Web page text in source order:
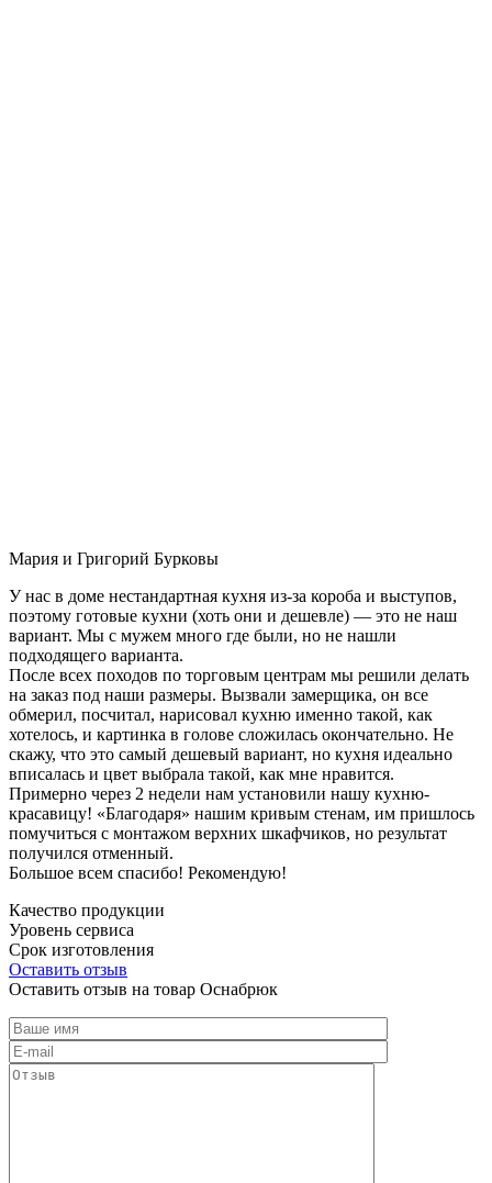
Мария и Григорий Бурковы
У нас в доме нестандартная кухня из-за короба и выступов,
поэтому готовые кухни (хоть они и дешевле) — это не наш
вариант. Мы с мужем много где были, но не нашли
подходящего варианта.
После всех походов по торговым центрам мы решили делать
на заказ под наши размеры. Вызвали замерщика, он все
обмерил, посчитал, нарисовал кухню именно такой, как
хотелось, и картинка в голове сложилась окончательно. Не
скажу, что это самый дешевый вариант, но кухня идеально
вписалась и цвет выбрала такой, как мне нравится.
Примерно через 2 недели нам установили нашу кухню-
красавицу! «Благодаря» нашим кривым стенам, им пришлось
помучиться с монтажом верхних шкафчиков, но результат
получился отменный.
Большое всем спасибо! Рекомендую!
Качество продукции
Уровень сервиса
Срок изготовления
Оставить отзыв
Оставить отзыв на товар Оснабрюк